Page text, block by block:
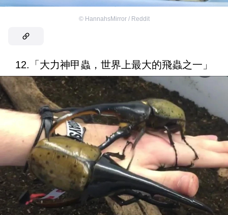
© HannahsMirror / Reddit
12.「大力神甲蟲，世界上最大的飛蟲之一」